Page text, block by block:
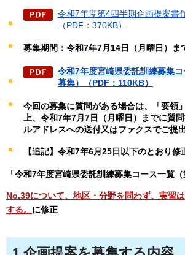
令和7年度第4四半期企画提案書
（PDF：370KB）
募集期間：令和7年7月14日（月曜日）ま
令和7年度宮崎県委託訓練募集
募集）（PDF：110KB）
今回の募集に質問がある場合は、「要領
上、令和7年7月7日（月曜日）までに質
ルアドレスへの送付又はファクスでご提
【追記】令和7年6月25日以下のとおり修
「令和7年度宮崎県委託訓練募集コース一覧（
No.39について、地区・分野を問わず、実習
する。 に修正